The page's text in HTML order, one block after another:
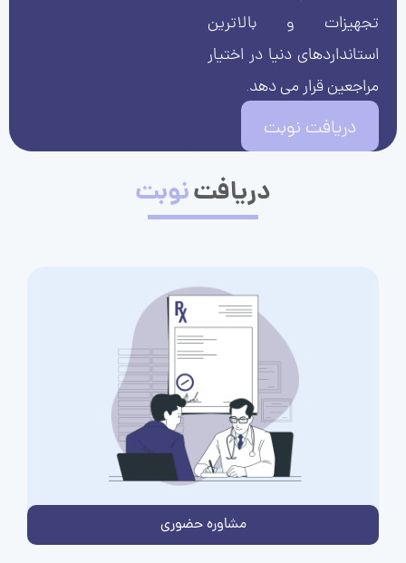
تجهیزات و بالاترین
استانداردهای دنیا در اختیار
مراجعین قرار می دهد.
دریافت نوبت
دریافتنوبت
مشاوره حضوری